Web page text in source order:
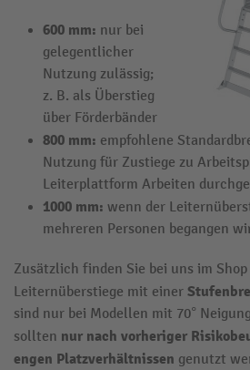
600 mm: nur bei
gelegentlicher
Nutzung zulässig;
z. B. als Überstieg
über Förderbänder
800 mm: empfohlene
Nutzung für Zustiege zu
Leiterplattform Arbeiten
1000 mm: wenn der
mehreren Personen begangen
Zusätzlich finden Sie bei uns im
Leiternüberstiege mit einer
sind nur bei Modellen mit 70°
sollten nur nach vorheriger
engen Platzverhältnissen genutzt